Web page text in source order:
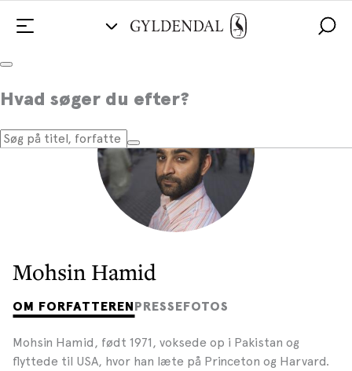
Hvad søger du efter?
Mohsin Hamid
OM FORFATTERENPRESSEFOTOS
Mohsin Hamid, født 1971, voksede op i Pakistan og
flyttede til USA, hvor han læte på Princeton og Harvard.